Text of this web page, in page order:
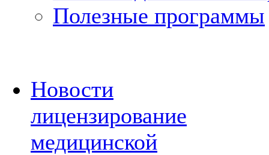
Полезные программы
Новости
лицензирование
медицинской